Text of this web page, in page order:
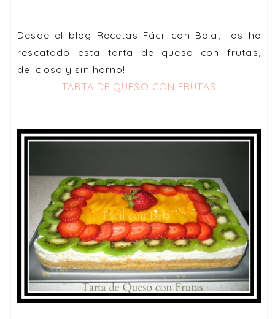
Desde el blog Recetas Fácil con Bela, os he
rescatado esta tarta de queso con frutas,
deliciosa y sin horno!
TARTA DE QUESO CON FRUTAS